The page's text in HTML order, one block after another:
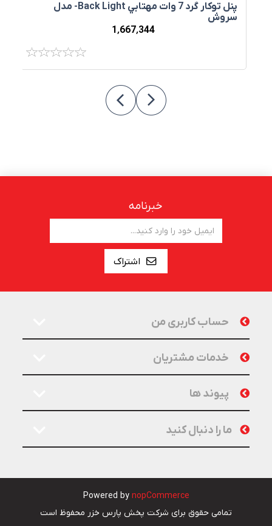
پنل توکار گرد 7 وات مهتابي Back Light- مدل
سروش
1٬667٬344
خبرنامه
اشتراک
حساب کاربری من
خدمات مشتریان
پیوند ها
ما را دنبال کنید
Powered by nopCommerce
تمامی حقوق برای شرکت پخش پارس خزر محفوظ است